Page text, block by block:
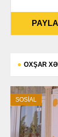
OXŞAR
SOSİAL